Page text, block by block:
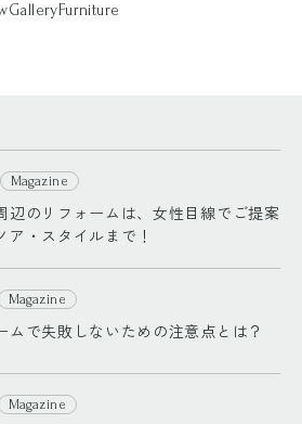
GalleryFurniture
Magazine
辺のリフォームは、女性目線でご提案
ア・スタイルまで！
Magazine
ムで失敗しないための注意点とは？
Magazine